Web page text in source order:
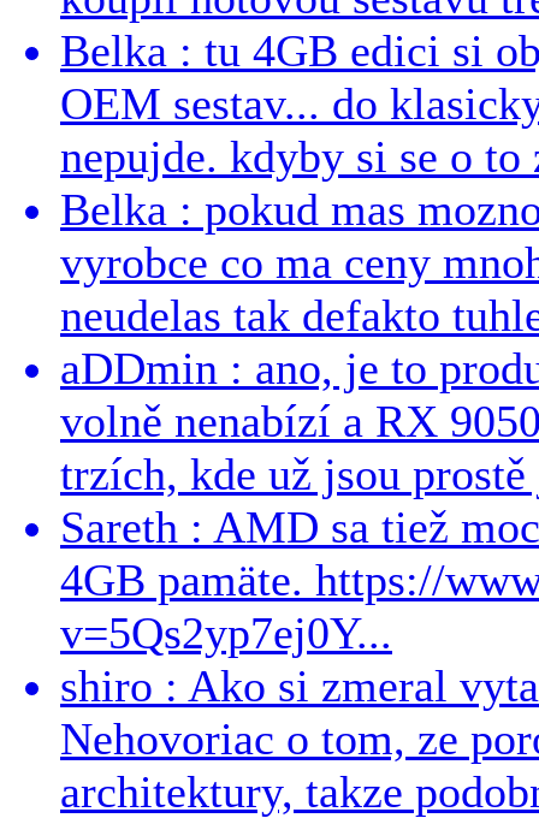
Belka : tu 4GB edici si
OEM sestav... do
nepujde. kdyby si se o
Belka : pokud mas
vyrobce co ma ceny
neudelas tak defakto
aDDmin : ano, je to
volně nenabízí a RX
trzích, kde už jsou
Sareth : AMD sa tiež
4GB pamäte. https://
v=5Qs2yp7ej0Y...
shiro : Ako si zmeral
Nehovoriac o tom, ze
architektury, takze